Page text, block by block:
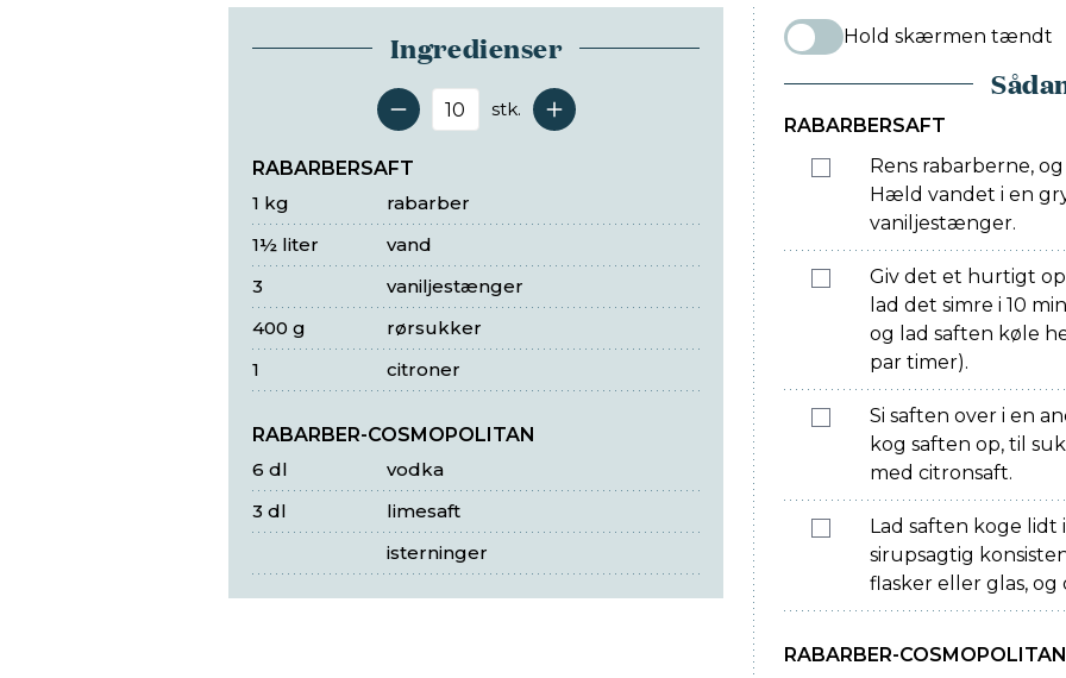
Ingredienser
Antal serveringer
stk.
RABARBERSAFT
rabarber
1 kg
vand
1½ liter
vaniljestænger
3
rørsukker
400 g
citroner
1
RABARBER-COSMOPOLITAN
vodka
6 dl
limesaft
3 dl
isterninger
Hold skærmen tændt
RABARBERSAFT
Rens rabarberne,
Hæld vandet i en
vaniljestænger.
Giv det et hurtigt
lad det simre i 10
og lad saften køle
par timer).
Si saften over i en
kog saften op, til
med citronsaft.
Lad saften koge lidt
sirupsagtig
flasker eller glas,
RABARBER-